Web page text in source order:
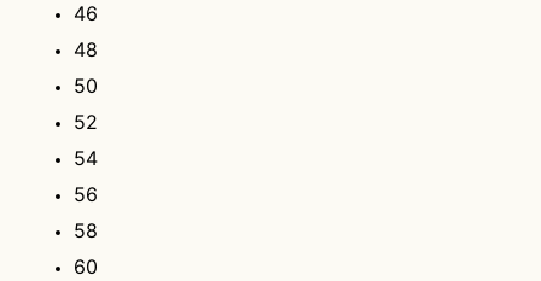
46
48
50
52
54
56
58
60